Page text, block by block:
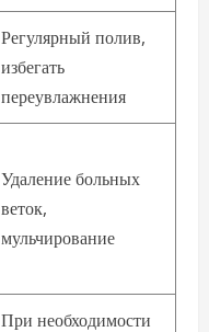
Регулярный полив,
избегать
переувлажнения
Удаление больных
веток,
мульчирование
При необходимости